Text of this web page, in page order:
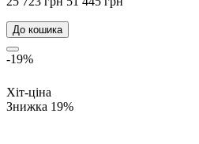
До кошика
-19%
Хіт-ціна
Знижка 19%